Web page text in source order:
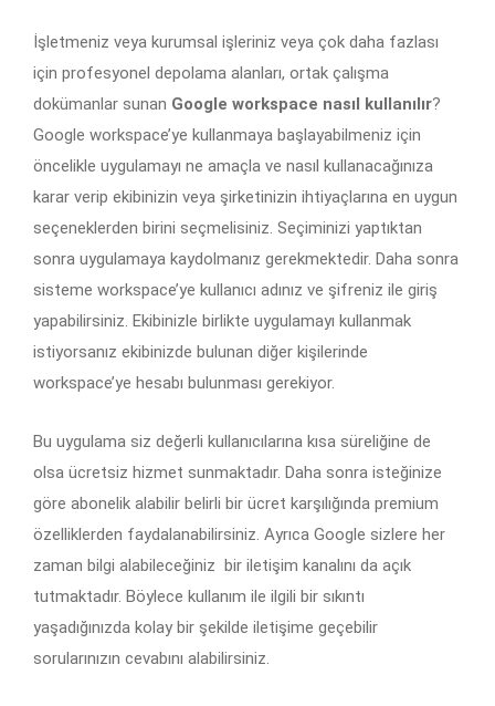
İşletmeniz veya kurumsal işleriniz veya çok daha fazlası
için profesyonel depolama alanları, ortak çalışma
dokümanlar sunan Google workspace nasıl kullanılır?
Google workspace’ye kullanmaya başlayabilmeniz için
öncelikle uygulamayı ne amaçla ve nasıl kullanacağınıza
karar verip ekibinizin veya şirketinizin ihtiyaçlarına en uygun
seçeneklerden birini seçmelisiniz. Seçiminizi yaptıktan
sonra uygulamaya kaydolmanız gerekmektedir. Daha sonra
sisteme workspace’ye kullanıcı adınız ve şifreniz ile giriş
yapabilirsiniz. Ekibinizle birlikte uygulamayı kullanmak
istiyorsanız ekibinizde bulunan diğer kişilerinde
workspace’ye hesabı bulunması gerekiyor.
Bu uygulama siz değerli kullanıcılarına kısa süreliğine de
olsa ücretsiz hizmet sunmaktadır. Daha sonra isteğinize
göre abonelik alabilir belirli bir ücret karşılığında premium
özelliklerden faydalanabilirsiniz. Ayrıca Google sizlere her
zaman bilgi alabileceğiniz
bir iletişim kanalını da açık
tutmaktadır. Böylece kullanım ile ilgili bir sıkıntı
yaşadığınızda kolay bir şekilde iletişime geçebilir
sorularınızın cevabını alabilirsiniz.